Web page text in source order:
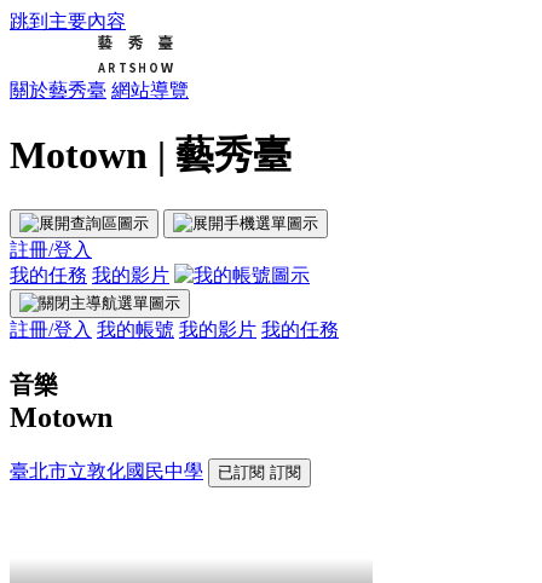
跳到主要內容
關於藝秀臺 網站導覽
Motown | 藝秀臺
註冊/登入
我的任務 我的影片
註冊/登入 我的帳號 我的影片 我的任務
音樂
Motown
臺北市立敦化國民中學 已訂閱 訂閱